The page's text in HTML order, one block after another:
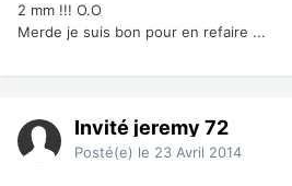
2 mm !!! O.O
Merde je suis bon pour en refaire ...
Invité jeremy 72
Posté(e) le 23 Avril 2014